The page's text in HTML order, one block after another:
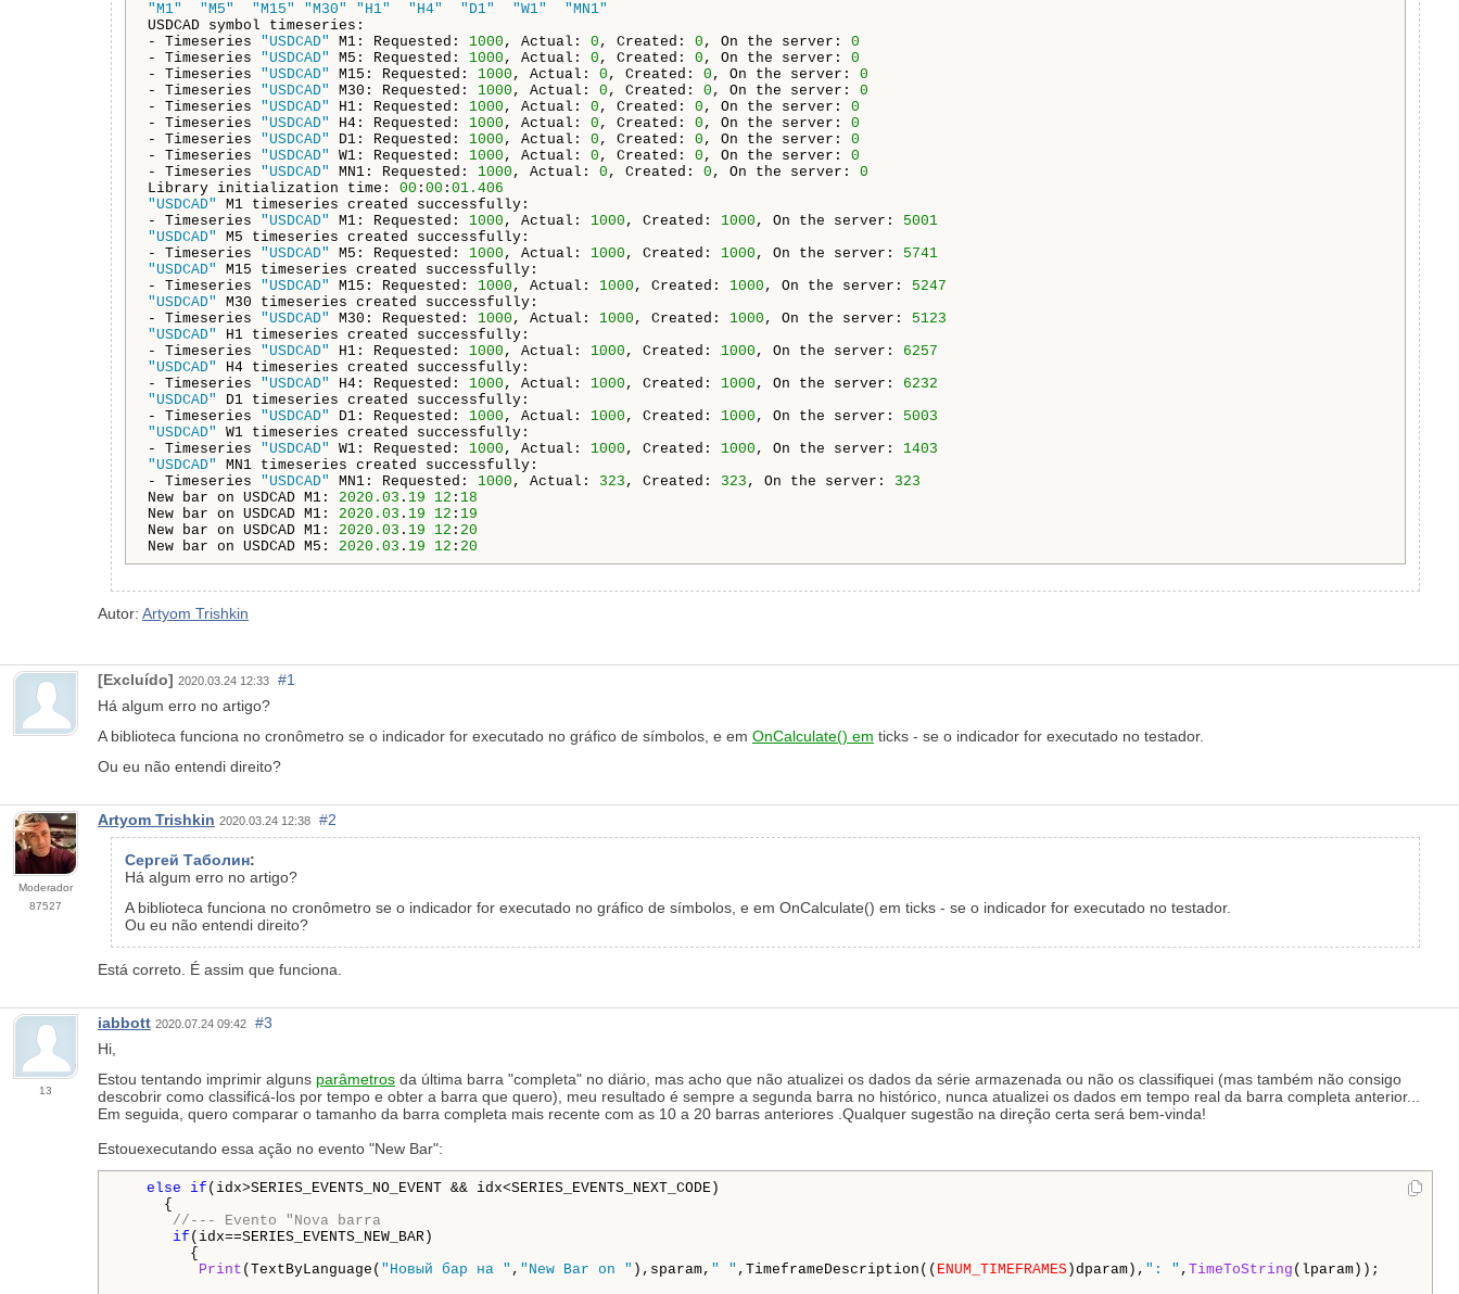
"M1"
"M5" "M15" "M30" "H1" "H4" "D1" "W1"
"MN1"
USDCAD symbol timeseries:
- Timeseries "USDCAD" M1: Requested: 1000 , Actual: 0 , Created: 0 , On the server: 0
- Timeseries "USDCAD" M5: Requested: 1000 , Actual: 0 , Created: 0 , On the server: 0
- Timeseries "USDCAD" M15: Requested: 1000 , Actual: 0 , Created: 0 , On the server: 0
- Timeseries "USDCAD" M30: Requested: 1000 , Actual: 0 , Created: 0 , On the server: 0
- Timeseries "USDCAD" H1: Requested: 1000 , Actual: 0 , Created: 0 , On the server: 0
- Timeseries "USDCAD" H4: Requested: 1000 , Actual: 0 , Created: 0 , On the server: 0
- Timeseries "USDCAD" D1: Requested: 1000 , Actual: 0 , Created: 0 , On the server: 0
- Timeseries "USDCAD" W1: Requested: 1000 , Actual: 0 , Created: 0 , On the server: 0
- Timeseries "USDCAD" MN1: Requested: 1000 , Actual: 0 , Created: 0 , On the server: 0
Library initialization time: 00 : 00 : 01.406
"USDCAD"
M1 timeseries created successfully:
- Timeseries "USDCAD" M1: Requested: 1000 , Actual: 1000 , Created: 1000 , On the server: 5001
"USDCAD"
M5 timeseries created successfully:
- Timeseries "USDCAD" M5: Requested: 1000 , Actual: 1000 , Created: 1000 , On the server: 5741
"USDCAD"
M15 timeseries created successfully:
- Timeseries "USDCAD" M15: Requested: 1000 , Actual: 1000 , Created: 1000 , On the server: 5247
"USDCAD"
M30 timeseries created successfully:
- Timeseries "USDCAD" M30: Requested: 1000 , Actual: 1000 , Created: 1000 , On the server: 5123
"USDCAD"
H1 timeseries created successfully:
- Timeseries "USDCAD" H1: Requested: 1000 , Actual: 1000 , Created: 1000 , On the server: 6257
"USDCAD"
H4 timeseries created successfully:
- Timeseries "USDCAD" H4: Requested: 1000 , Actual: 1000 , Created: 1000 , On the server: 6232
"USDCAD"
D1 timeseries created successfully:
- Timeseries "USDCAD" D1: Requested: 1000 , Actual: 1000 , Created: 1000 , On the server: 5003
"USDCAD"
W1 timeseries created successfully:
- Timeseries "USDCAD" W1: Requested: 1000 , Actual: 1000 , Created: 1000 , On the server: 1403
"USDCAD"
MN1 timeseries created successfully:
- Timeseries "USDCAD" MN1: Requested: 1000 , Actual: 323 , Created: 323 , On the server: 323
New bar on USDCAD M1: 2020.03 . 19 12 : 18
New bar on USDCAD M1: 2020.03 . 19 12 : 19
New bar on USDCAD M1: 2020.03 . 19 12 : 20
New bar on USDCAD M5: 2020.03 . 19 12 : 20
Autor: Artyom Trishkin
[Excluído] 2020.03.24 12:33
#1
Há algum erro no artigo?
A biblioteca funciona no cronômetro se o indicador for executado no gráfico de símbolos, e em OnCalculate() em ticks - se o indicador for executado no testador.
Ou eu não entendi direito?
Moderador
87527
Artyom Trishkin 2020.03.24 12:38 #2
Сергей Таболин:
Há algum erro no artigo?
A biblioteca funciona no cronômetro se o indicador for executado no gráfico de símbolos, e em OnCalculate() em ticks - se o indicador for executado no testador.
Ou eu não entendi direito?
Está correto. É assim que funciona.
13
iabbott 2020.07.24 09:42
#3
Hi,
Estou tentando imprimir alguns parâmetros da última barra "completa" no diário, mas acho que não atualizei os dados da série armazenada ou não os classifiquei (mas também não consigo
descobrir como classificá-los por tempo e obter a barra que quero), meu resultado é sempre a segunda barra no histórico, nunca atualizei os dados em tempo real da barra completa anterior...
Em seguida, quero comparar o tamanho da barra completa mais recente com as 10 a 20 barras anteriores Qualquer sugestão na direção certa será bem-vinda!
Estouexecutando essa ação no evento "New Bar":
else if (idx>SERIES_EVENTS_NO_EVENT && idx<SERIES_EVENTS_NEXT_CODE)
{
//--- Evento "Nova barra
if (idx==SERIES_EVENTS_NEW_BAR)
{
Print (TextByLanguage( "Новый бар на " , "New Bar on " ),sparam, " " ,TimeframeDescription(( ENUM_TIMEFRAMES)dparam), ": " , TimeToString (lparam));